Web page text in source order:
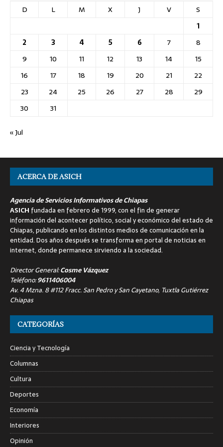
D
L M X J V
S
1
2
3 4 5 6 7
8
9
10 11 12 13 14
15
16
17 18 19 20 21
22
23
24 25 26 27 28
29
30
31
« Jul
ACERCA DE ASICH
Agencia de Servicios Informativos de Chiapas
ASICH fundada en febrero de 1999, con el fin de generar
información del acontecer político, social y económico del estado de
Chiapas, publicando en los distintos medios de comunicación en la
entidad. Dos años después se transforma en portal de noticias en
internet, donde permanece sirviendo a la sociedad.
Director General:Cosme Vázquez
Teléfono:9611406004
Av. 4 Mzna. 8 #112 Fracc. San Pedro y San Cayetano, Tuxtla Gutiérrez
Chiapas
CATEGORÍAS
Ciencia y Tecnología
Columnas
Cultura
Deportes
Economía
Interiores
Opinión